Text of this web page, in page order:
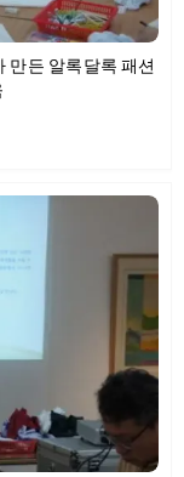
만든 알록달록 패션